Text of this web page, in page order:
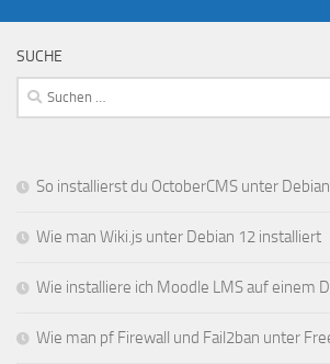
SUCHE
Suchen
nach:
So installierst du OctoberCMS unter
Wie man Wiki.js unter Debian 12 installiert
Wie installiere ich Moodle LMS auf einem
Wie man pf Firewall und Fail2ban unter